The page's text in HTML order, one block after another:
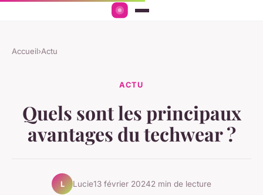
Accueil›Actu
ACTU
Quels sont les principaux
avantages du techwear ?
L Lucie13 février 20242 min de lecture